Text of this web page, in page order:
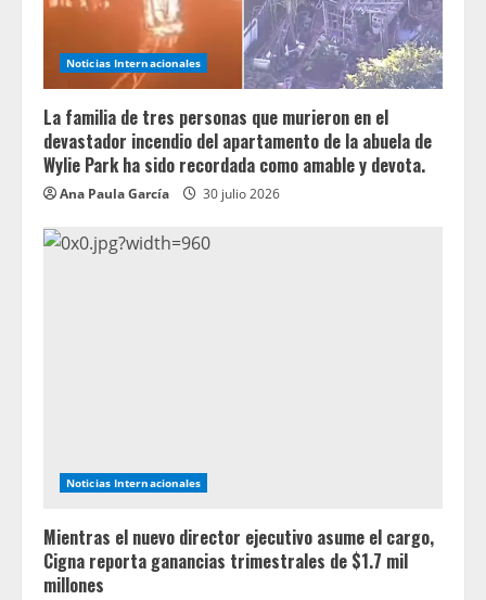
Noticias Internacionales
La familia de tres personas que murieron en el
devastador incendio del apartamento de la abuela de
Wylie Park ha sido recordada como amable y devota.
Ana Paula García 30 julio 2026
Noticias Internacionales
Mientras el nuevo director ejecutivo asume el cargo,
Cigna reporta ganancias trimestrales de $1.7 mil
millones